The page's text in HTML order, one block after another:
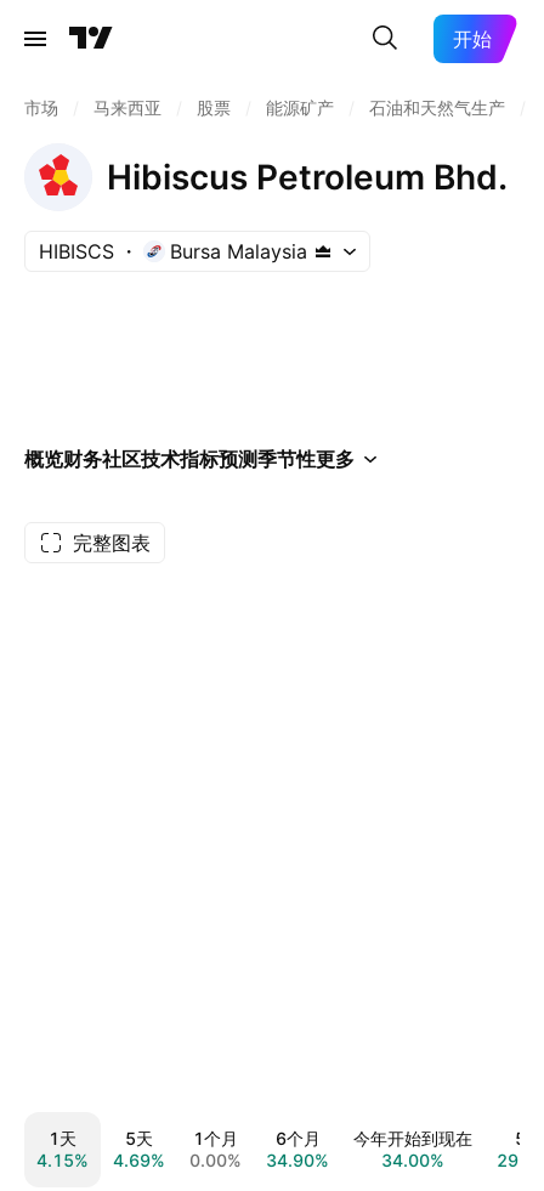
开始
市场 马来西亚 股票 能源矿产 石油和天然气生产
Hibiscus Petroleum Bhd.
HIBISCS Bursa Malaysia
概览财务社区技术指标预测季节性更多
完整图表
1天
4.15%
5天
4.69%
1个月
0.00%
6个月
34.90%
今年开始到现在
34.00%
5年